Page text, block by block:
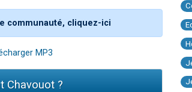
communauté, cliquez-ici
MP3
Chavouot ?